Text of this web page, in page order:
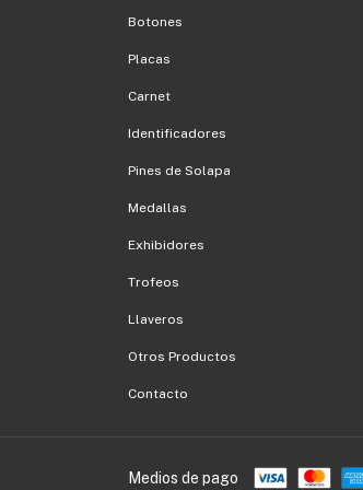
Botones
Placas
Carnet
Identificadores
Pines de Solapa
Medallas
Exhibidores
Trofeos
Llaveros
Otros Productos
Contacto
Medios de pago